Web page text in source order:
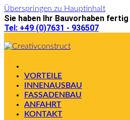
Überspringen zu Hauptinhalt
Sie haben Ihr Bauvorhaben
Tel: +49 (0)7631 - 936507
VORTEILE
INNENAUSBAU
FASSADENBAU
ANFAHRT
KONTAKT